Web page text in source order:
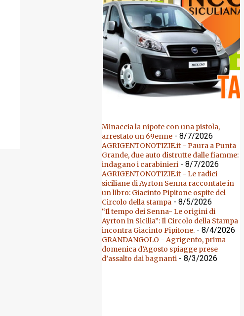
Minaccia la nipote con una pistola,
arrestato un 69enne - 8/7/2026
AGRIGENTONOTIZIE.it - Paura a Punta
Grande, due auto distrutte dalle fiamme:
indagano i carabinieri - 8/7/2026
AGRIGENTONOTIZIE.it - Le radici
siciliane di Ayrton Senna raccontate in
un libro: Giacinto Pipitone ospite del
Circolo della stampa - 8/5/2026
“Il tempo dei Senna- Le origini di
Ayrton in Sicilia”: Il Circolo della Stampa
incontra Giacinto Pipitone. - 8/4/2026
GRANDANGOLO - Agrigento, prima
domenica d’Agosto spiagge prese
d’assalto dai bagnanti - 8/3/2026